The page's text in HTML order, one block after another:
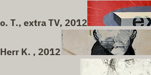
o. T., extra TV, 2012
Herr K. , 2012